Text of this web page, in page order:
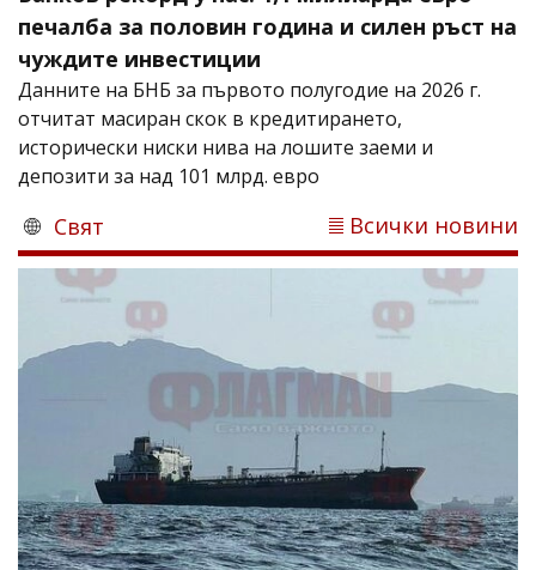
печалба за половин година и силен ръст на
чуждите инвестиции
Данните на БНБ за първото полугодие на 2026 г.
отчитат масиран скок в кредитирането,
исторически ниски нива на лошите заеми и
депозити за над 101 млрд. евро
Свят Всички новини